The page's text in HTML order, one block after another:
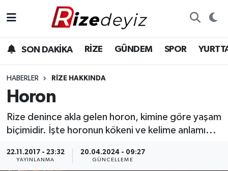
SON DAKİKA RİZE GÜNDEM SPOR
HABERLER RIZE HAKKINDA
Horon
Rize denince akla gelen horon, kimine göre yaşam
biçimidir. İşte horonun kökeni ve kelime anlamı...
22.11.2017 - 23:32
YAYINLANMA
20.04.2024 - 09:27
GÜNCELLEME
Gündem
Ekonomi
Rize Hava Durumu
Süper Lig Puan Durumu ve Fikstür